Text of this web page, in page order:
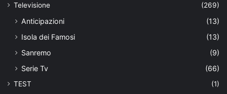
Televisione (269)
Anticipazioni
(13)
Isola dei Famosi
(13)
Sanremo
(9)
Serie Tv
(66)
TEST
(1)